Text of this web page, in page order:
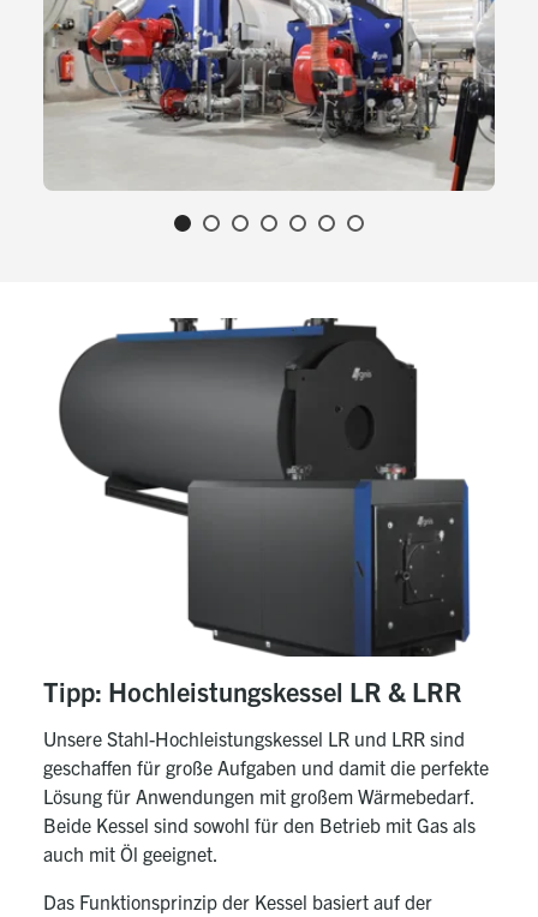
Tipp: Hochleistungskessel LR & LRR
Unsere Stahl-Hochleistungskessel LR und LRR sind
geschaffen für große Aufgaben und damit die perfekte
Lösung für Anwendungen mit großem Wärmebedarf.
Beide Kessel sind sowohl für den Betrieb mit Gas als
auch mit Öl geeignet.
Das Funktionsprinzip der Kessel basiert auf der